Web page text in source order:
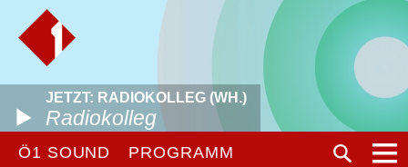
JETZT: RADIOKOLLEG (WH.)
Radiokolleg
Ö1 SOUND PROGRAMM